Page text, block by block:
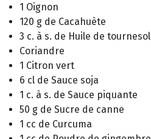
1 Oignon
120 g de Cacahuète
3 c. à s. de Huile de tournesol
Coriandre
1 Citron vert
6 cl de Sauce soja
1 c. à s. de Sauce piquante
50 g de Sucre de canne
1 cc de Curcuma